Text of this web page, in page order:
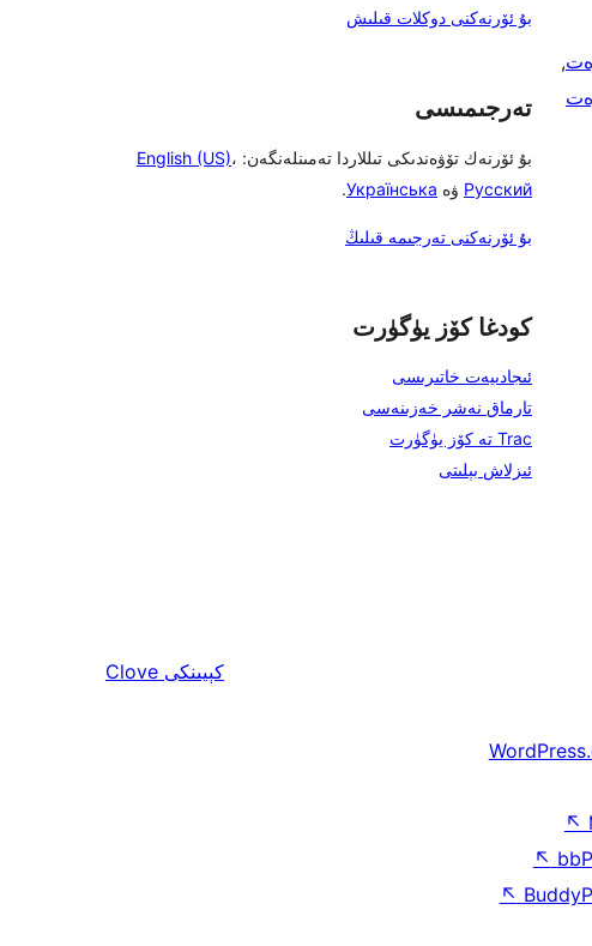
,
بۇ ئۆرنەكنى دوكلات قىلىش
تەرجىمىسى
بۇ ئۆرنەك تۆۋەندىكى تىللاردا تەمىنلەنگەن: English (US)،
Русский ۋە Українська
.
بۇ ئۆرنەكنى تەرجىمە قىلىڭ
كودغا كۆز يۈگۈرت
ئىجادىيەت خاتىرىسى
تارماق نەشر خەزىنەسى
Trac تە كۆز يۈگۈرت
ئىزلاش بېلىتى
كېيىنكى Clove
↖
↖
↖